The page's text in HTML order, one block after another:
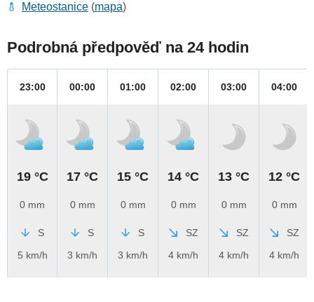
Meteostanice (mapa)
Podrobná předpověď na 24 hodin
23:00
19 °C
0 mm
S
5 km/h
00:00
17 °C
0 mm
S
3 km/h
01:00
15 °C
0 mm
S
3 km/h
02:00
14 °C
0 mm
SZ
4 km/h
03:00
13 °C
0 mm
SZ
4 km/h
04:00
12 °C
0 mm
SZ
4 km/h